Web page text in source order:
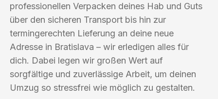
professionellen Verpacken deines Hab und Guts
über den sicheren Transport bis hin zur
termingerechten Lieferung an deine neue
Adresse in Bratislava – wir erledigen alles für
dich. Dabei legen wir großen Wert auf
sorgfältige und zuverlässige Arbeit, um deinen
Umzug so stressfrei wie möglich zu gestalten.